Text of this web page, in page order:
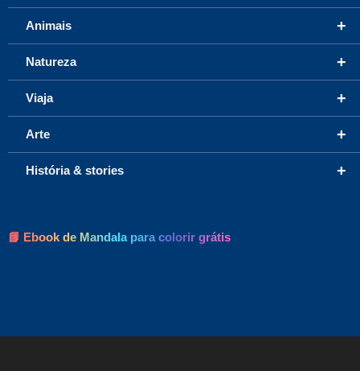
+
Animais
+
Natureza
+
Viaja
+
Arte
+
História & stories
📘 Ebook de Mandala para colorir grátis